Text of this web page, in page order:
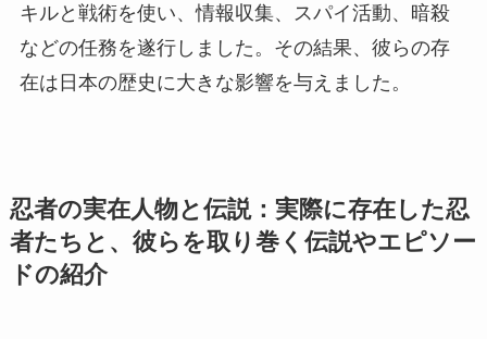
キルと戦術を使い、情報収集、スパイ活動、暗殺
などの任務を遂行しました。その結果、彼らの存
在は日本の歴史に大きな影響を与えました。
忍者の実在人物と伝説：実際に存在した忍
者たちと、彼らを取り巻く伝説やエピソー
ドの紹介